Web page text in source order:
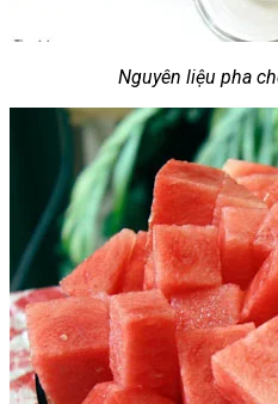
Nguyên liệu pha